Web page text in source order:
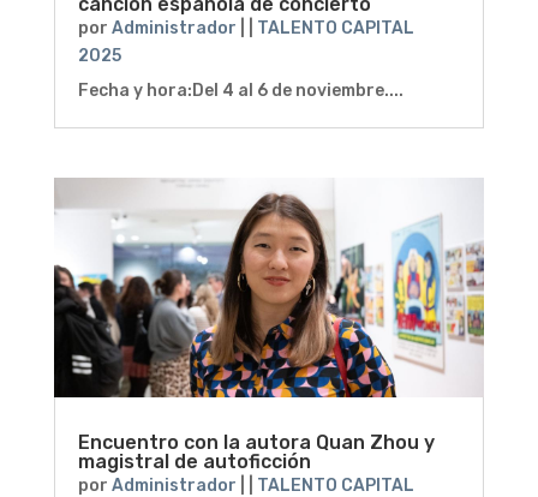
por Administrador
TALENTO CAPITAL
2025
Fecha y hora:Del 4 al 6 de noviembre....
Encuentro con la autora Quan Zhou y
magistral de autoficción
por Administrador
TALENTO CAPITAL